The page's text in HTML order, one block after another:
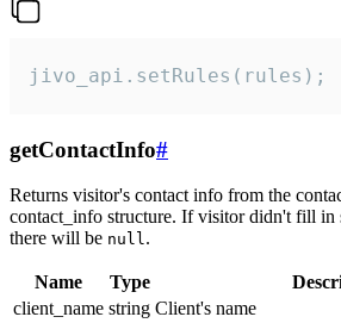
jivo_api.setRules(rules);
getContactInfo#
Returns visitor's contact info from the
contact_info structure. If visitor didn't fill in
there will be null.
Name Type
client_name string Client's name